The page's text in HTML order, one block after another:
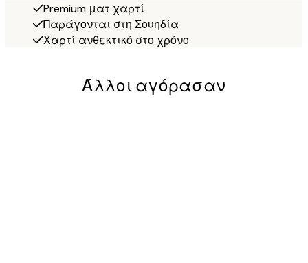
Premium ματ χαρτί
Παράγονται στη Σουηδία
Χαρτί ανθεκτικό στο χρόνο
Άλλοι αγόρασαν